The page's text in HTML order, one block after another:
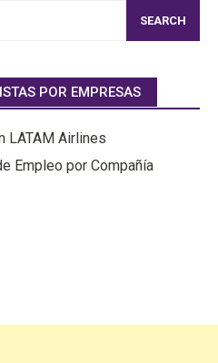
POR EMPRESAS
LATAM Airlines
Empleo por Compañía